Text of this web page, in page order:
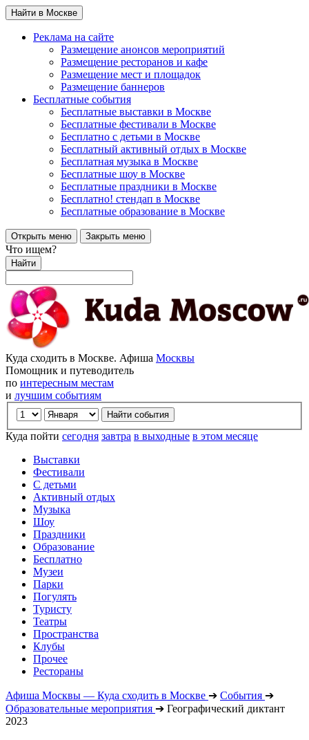
Найти в Москве
Реклама на сайте
Размещение анонсов мероприятий
Размещение ресторанов и кафе
Размещение мест и площадок
Размещение баннеров
Бесплатные события
Бесплатные выставки в Москве
Бесплатные фестивали в Москве
Бесплатно с детьми в Москве
Бесплатный активный отдых в Москве
Бесплатная музыка в Москве
Бесплатные шоу в Москве
Бесплатные праздники в Москве
Бесплатно! стендап в Москве
Бесплатные образование в Москве
Открыть меню Закрыть меню
Что ищем?
Найти
Куда сходить в Москве. Афиша Москвы
Помощник и путеводитель
по интересным местам
и лучшим событиям
Куда пойти сегодня завтра в выходные в этом месяце
Выставки
Фестивали
С детьми
Активный отдых
Музыка
Шоу
Праздники
Образование
Бесплатно
Музеи
Парки
Погулять
Туристу
Театры
Пространства
Клубы
Прочее
Рестораны
Афиша Москвы — Куда сходить в Москве ➔ События ➔
Образовательные мероприятия ➔ Географический диктант
2023